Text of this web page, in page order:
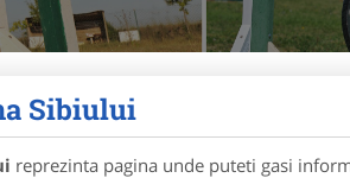
Sibiului
reprezinta pagina unde puteti gasi